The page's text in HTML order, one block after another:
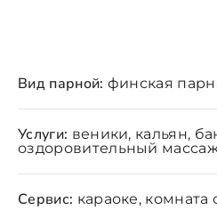
Вид парной: финская
Услуги: веники, кальян,
оздоровительный
Сервис: караоке, комната